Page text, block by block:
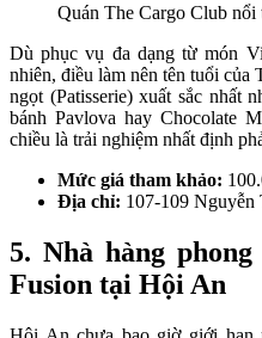
Quán The Cargo Club nổi
Dù phục vụ đa dạng từ món
nhiên, điều làm nên tên tuổi của
ngọt (Patisserie) xuất sắc nhất
bánh Pavlova hay Chocolate
chiều là trải nghiệm nhất định
Mức giá tham khảo:
Địa chỉ: 107-109
5. Nhà hàng
Fusion tại Hội An